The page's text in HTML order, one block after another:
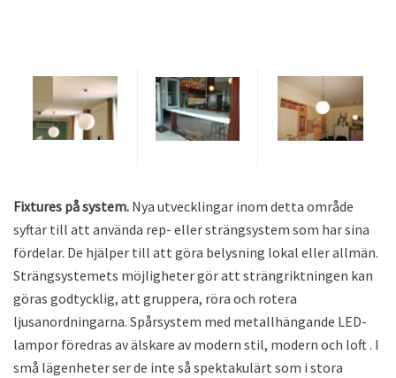
Fixtures på system. Nya utvecklingar inom detta område
syftar till att använda rep- eller strängsystem som har sina
fördelar. De hjälper till att göra belysning lokal eller allmän.
Strängsystemets möjligheter gör att strängriktningen kan
göras godtycklig, att gruppera, röra och rotera
ljusanordningarna. Spårsystem med metallhängande LED-
lampor föredras av älskare av modern stil, modern och loft . I
små lägenheter ser de inte så spektakulärt som i stora